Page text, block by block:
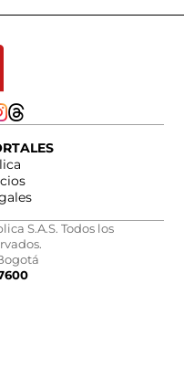
S.A.S. Todos los